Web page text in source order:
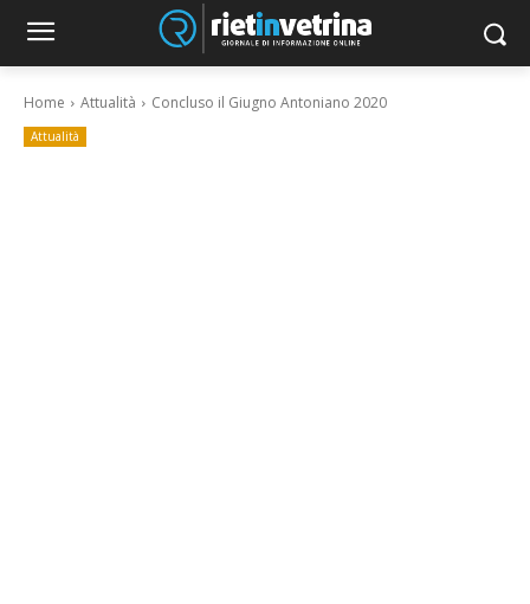
Home Attualità Concluso il Giugno Antoniano 2020
Attualità